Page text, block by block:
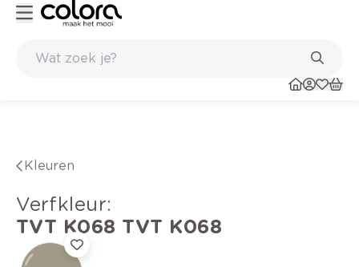
Kleuren
verfkleur:
TVT K068 TVT K068